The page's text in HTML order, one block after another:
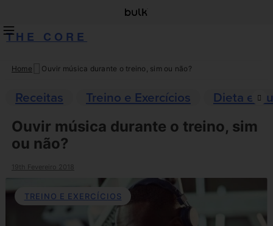
THE CORE
Skip
content
Home Ouvir música durante o treino, sim ou não?
Receitas Treino e Exercícios
Dieta e
Ouvir música durante o treino, sim
ou não?
19th Fevereiro 2018
TREINO E EXERCÍCIOS